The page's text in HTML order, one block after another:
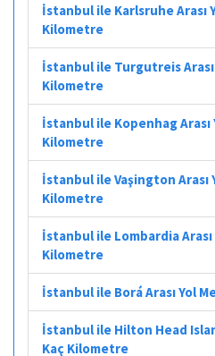
İstanbul ile Karlsruhe Arası
Kilometre
İstanbul ile Turgutreis Arası
Kilometre
İstanbul ile Kopenhag Arası
Kilometre
İstanbul ile Vaşington Arası
Kilometre
İstanbul ile Lombardia Arası
Kilometre
İstanbul ile Borá Arası Yol
İstanbul ile Hilton Head
Kaç Kilometre